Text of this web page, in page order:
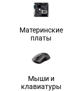
Материнские
платы
Мыши и
клавиатуры